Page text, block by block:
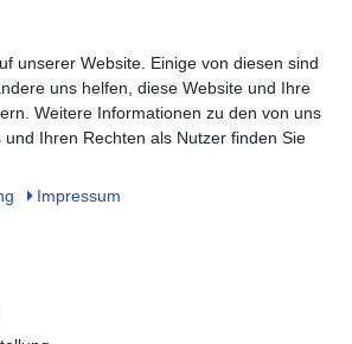
Aktion aus unserem Shop.
unserer Website. Einige von diesen sind
uns helfen, diese Website und Ihre
Weitere Informationen zu den von uns
Ihren Rechten als Nutzer finden Sie
Impressum